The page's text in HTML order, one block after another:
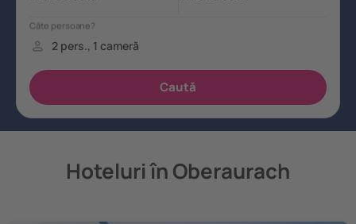
Hoteluri în Oberaurach